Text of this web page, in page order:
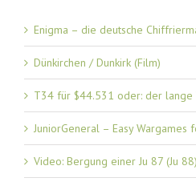
Enigma – die deutsche
Dünkirchen / Dunkirk (Film)
T34 für $44.531 oder: der lange
JuniorGeneral – Easy Wargames
Video: Bergung einer Ju 87 (Ju 88)